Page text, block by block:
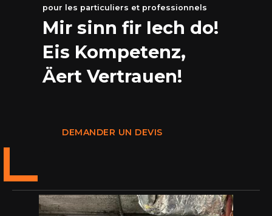
pour les particuliers et professionnels
Mir sinn fir Iech do!
Eis Kompetenz,
Äert Vertrauen!
DEMANDER UN DEVIS